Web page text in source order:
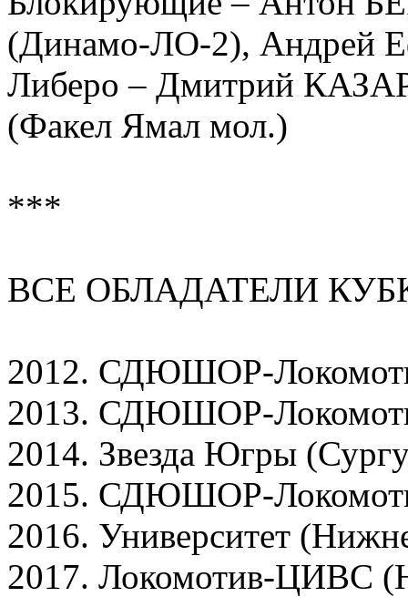
(Динамо-ЛО-2), Андрей
Либеро – Дмитрий
(Факел Ямал мол.)
***
ВСЕ ОБЛАДАТЕЛИ
2012. СДЮШОР-
2013. СДЮШОР-
2014. Звезда Югры
2015. СДЮШОР-
2016. Университет
2017. Локомотив-ЦИВС